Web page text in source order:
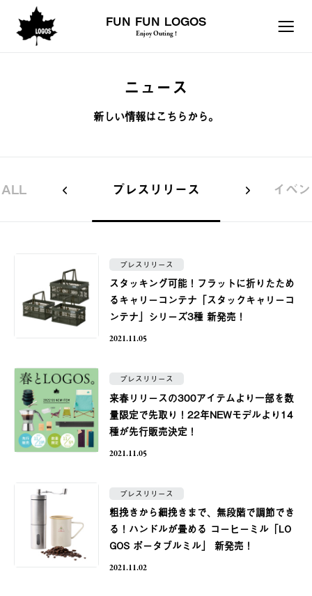
FUN FUN LOGOS
Enjoy Outing !
ニュース
新しい情報はこちらから。
ALL プレスリリース イベ
プレスリリース
スタッキング可能！フラットに折りたため
るキャリーコンテナ「スタックキャリーコ
ンテナ」シリーズ3種 新発売！
2021.11.05
プレスリリース
来春リリースの300アイテムより一部を数
量限定で先取り！22年NEWモデルより14
種が先行販売決定！
2021.11.05
プレスリリース
粗挽きから細挽きまで、無段階で調節でき
る！ハンドルが畳める コーヒーミル「LO
GOS ポータブルミル」 新発売！
2021.11.02